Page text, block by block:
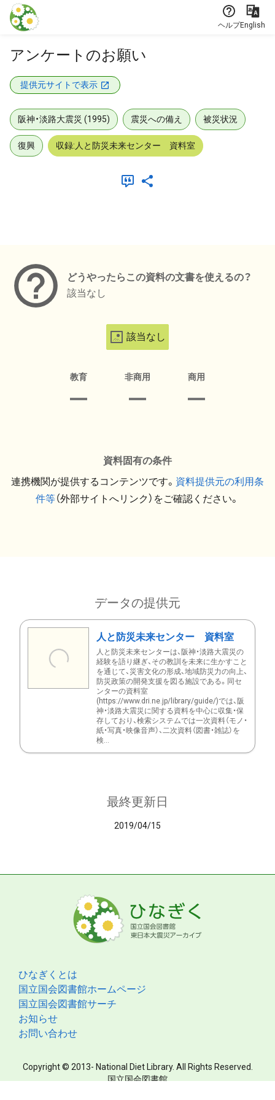
本文に飛ぶ
ヘルプEnglish
アンケートのお願い
提供元サイトで表示
阪神・淡路大震災 (1995) 震災への備え 被災状況
復興 収録:人と防災未来センター 資料室
どうやったらこの資料の文書を使えるの？
該当なし
該当なし
教育 非商用 商用
資料固有の条件
連携機関が提供するコンテンツです。 資料提供元の利用条
件等（外部サイトへリンク）をご確認ください。
データの提供元
人と防災未来センター 資料室
人と防災未来センターは、阪神・淡路大震災の
経験を語り継ぎ、その教訓を未来に生かすこと
を通じて、災害文化の形成、地域防災力の向上、
防災政策の開発支援を図る施設である。同セ
ンターの資料室
(https://www.dri.ne.jp/library/guide/)では、阪
神・淡路大震災に関する資料を中心に収集・保
存しており、検索システムでは一次資料（モノ・
紙・写真・映像音声）、二次資料（図書・雑誌）を
検...
最終更新日
2019/04/15
ひなぎくとは
国立国会図書館ホームページ
国立国会図書館サーチ
お知らせ
お問い合わせ
Copyright © 2013- National Diet Library. All Rights Reserved.